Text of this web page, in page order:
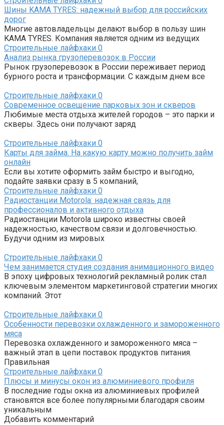
Шины KAMA TYRES: надежный выбор для российских
дорог
Многие автовладельцы делают выбор в пользу шин
KAMA TYRES. Компания является одним из ведущих
Строительные лайфхаки 0
Анализ рынка грузоперевозок в России
Рынок грузоперевозок в России переживает период
бурного роста и трансформации. С каждым днем все
Строительные лайфхаки 0
Современное освещение парковых зон и скверов
Любимые места отдыха жителей городов – это парки и
скверы. Здесь они получают заряд
Строительные лайфхаки 0
Карты для займа. На какую карту можно получить займ
онлайн
Если вы хотите оформить займ быстро и выгодно,
подайте заявки сразу в 5 компаний,
Строительные лайфхаки 0
Радиостанции Motorola: надежная связь для
профессионалов и активного отдыха
Радиостанции Motorola широко известны своей
надежностью, качеством связи и долговечностью.
Будучи одним из мировых
Строительные лайфхаки 0
Чем занимается студия создания анимационного видео
В эпоху цифровых технологий рекламный ролик стал
ключевым элементом маркетинговой стратегии многих
компаний. Этот
Строительные лайфхаки 0
Особенности перевозки охлажденного и замороженного
мяса
Перевозка охлажденного и замороженного мяса –
важный этап в цепи поставок продуктов питания.
Правильная
Строительные лайфхаки 0
Плюсы и минусы окон из алюминиевого профиля
В последние годы окна из алюминиевых профилей
становятся все более популярными благодаря своим
уникальным
Добавить комментарий